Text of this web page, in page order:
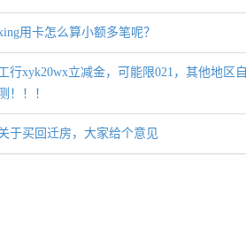
用卡怎么算小额多笔呢？
行xyk20wx立减金，可能限021，其他地区自
！！！
于买回迁房，大家给个意见